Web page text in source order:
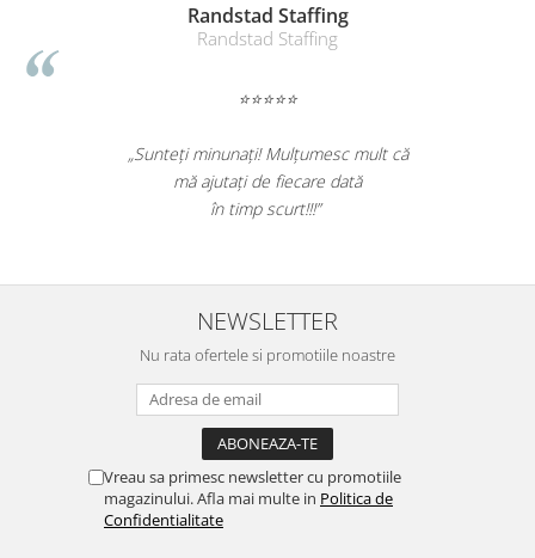
Accesorii prezentare
Table magnetice (whiteboard-uri)
Baterii si acumulatori
Cabluri si conectivitate
Incarcatoare wireless
Incarcatoare cu fir si auto
Ceasuri smart - Smartwatch
Baterii externe - Powerbanks
Accesorii localizare (FindMy)
Randstad Staffing
Randstad Staffing
⭐⭐⭐⭐⭐
„Sunteți minunați! Mulțumesc mult că
mă ajutați de fiecare dată
în timp scurt!!!”
NEWSLETTER
Nu rata ofertele si promotiile noastre
Vreau sa primesc newsletter cu promotiile
magazinului. Afla mai multe in Politica de
Confidentialitate